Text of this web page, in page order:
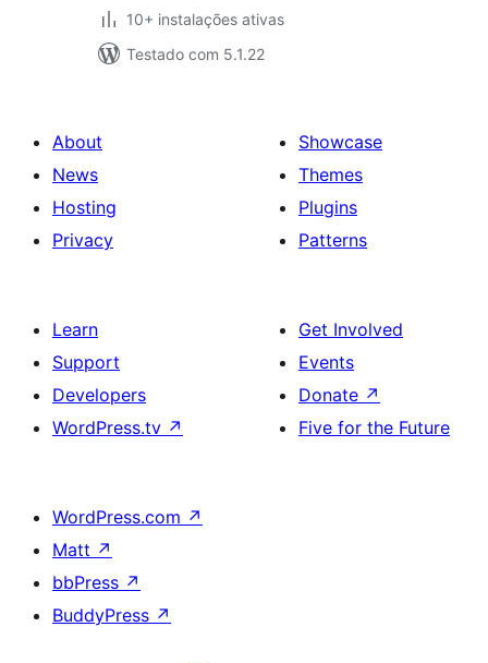
10+ instalações ativas
Testado com 5.1.22
About
News
Hosting
Privacy
Showcase
Themes
Plugins
Patterns
Learn
Support
Developers
WordPress.tv ↗
Get Involved
Events
Donate ↗
Five for the Future
WordPress.com ↗
Matt ↗
bbPress ↗
BuddyPress ↗